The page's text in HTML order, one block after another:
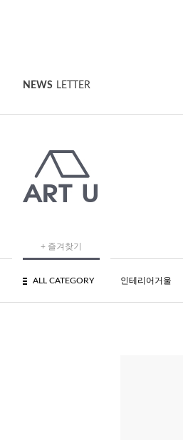
NEWS LETTER
+ 즐겨찾기
ALL CATEGORY 인테리어거울